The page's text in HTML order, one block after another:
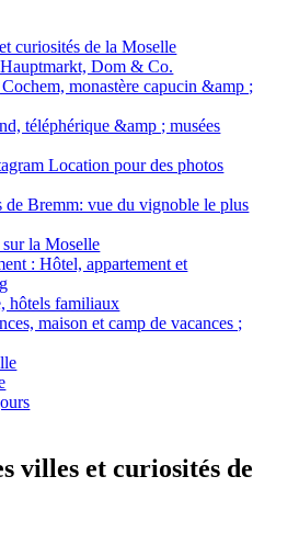
curiosités de la Moselle
Dom & Co.
monastère capucin &amp ;
téléphérique &amp ; musées
Location pour des photos
de Bremm: vue du vignoble le plus
la Moselle
: Hôtel, appartement et
hôtels familiaux
maison et camp de vacances ;
villes et curiosités de